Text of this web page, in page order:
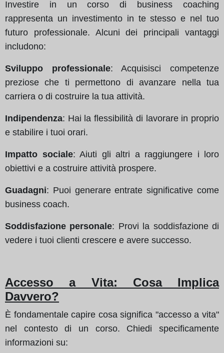
Investire in un corso di business coaching
rappresenta un investimento in te stesso e nel tuo
futuro professionale. Alcuni dei principali vantaggi
includono:
Sviluppo professionale: Acquisisci competenze
preziose che ti permettono di avanzare nella tua
carriera o di costruire la tua attività.
Indipendenza: Hai la flessibilità di lavorare in proprio
e stabilire i tuoi orari.
Impatto sociale: Aiuti gli altri a raggiungere i loro
obiettivi e a costruire attività prospere.
Guadagni: Puoi generare entrate significative come
business coach.
Soddisfazione personale: Provi la soddisfazione di
vedere i tuoi clienti crescere e avere successo.
Accesso a Vita: Cosa Implica
Davvero?
È fondamentale capire cosa significa "accesso a vita"
nel contesto di un corso. Chiedi specificamente
informazioni su: